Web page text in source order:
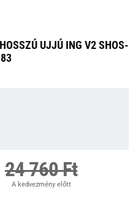
UJJÚ ING V2 SHOS-
24 760 Ft
A kedvezmény előtt